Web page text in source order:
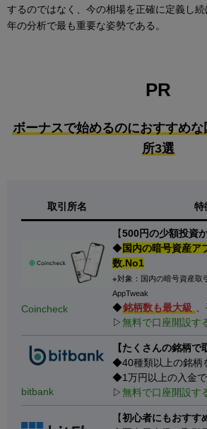
するのではなく、今の相場を正確に定義し
年の分析で最も重要な姿勢である。
PR
ボーナスで始めるのにおすすめな
所3選
取引所名 特
Coincheck
【500円の少額投資
◆国内の暗号資産ア
数.No1
※対象：国内の暗号資産取
AppTweak
◆銘柄数も最大級
▷無料で口座開設す
bitbank
【たくさんの銘柄で
◆40種類以上の銘柄
◆1万円以上の入金
▷無料で口座開設す
【初心者にもおすす